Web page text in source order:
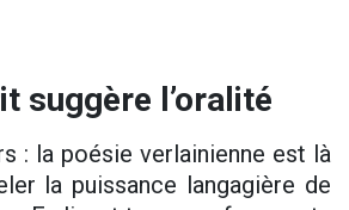
suggère l’oralité
: la poésie verlainienne est là
la puissance langagière de